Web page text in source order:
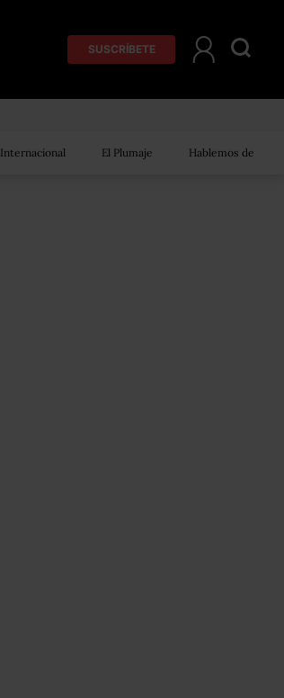
SUSCRÍBETE
Internacional El Plumaje Hablemos de